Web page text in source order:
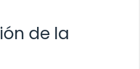
de la